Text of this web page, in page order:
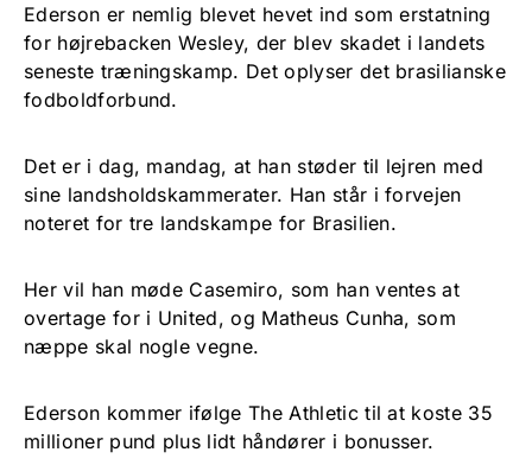
Ederson er nemlig blevet hevet ind som erstatning
for højrebacken Wesley, der blev skadet i landets
seneste træningskamp. Det oplyser det brasilianske
fodboldforbund.
Det er i dag, mandag, at han støder til lejren med
sine landsholdskammerater. Han står i forvejen
noteret for tre landskampe for Brasilien.
Her vil han møde Casemiro, som han ventes at
overtage for i United, og Matheus Cunha, som
næppe skal nogle vegne.
Ederson kommer ifølge The Athletic til at koste 35
millioner pund plus lidt håndører i bonusser.